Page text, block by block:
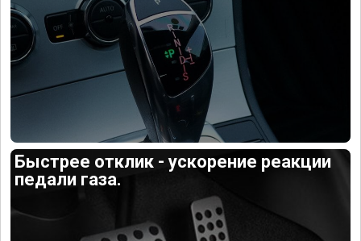
Быстрее отклик - ускорение реакции
педали газа.